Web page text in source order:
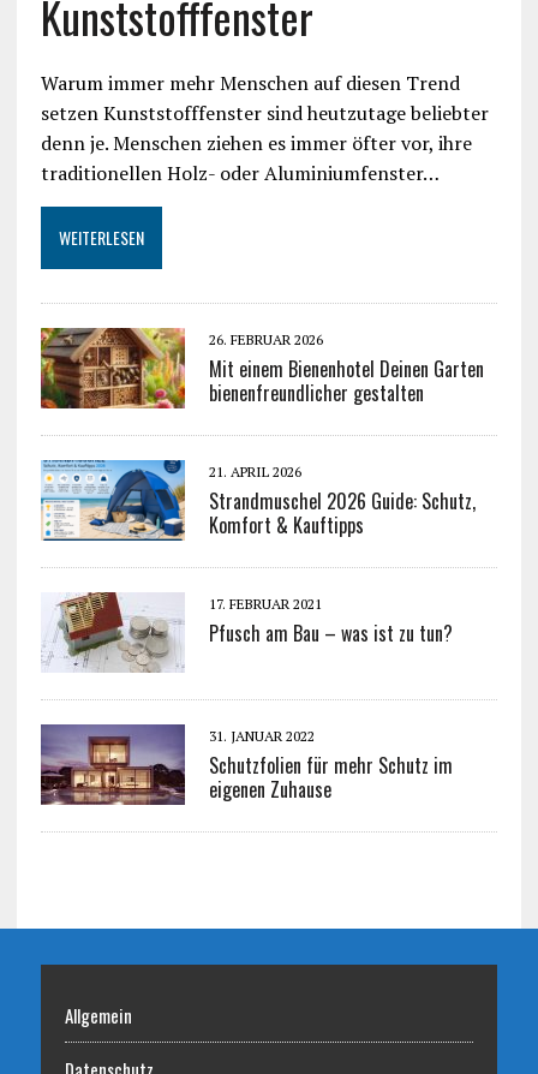
Kunststofffenster
Warum immer mehr Menschen auf diesen Trend
setzen Kunststofffenster sind heutzutage beliebter
denn je. Menschen ziehen es immer öfter vor, ihre
traditionellen Holz- oder Aluminiumfenster…
WEITERLESEN
26. FEBRUAR 2026
Mit einem Bienenhotel Deinen Garten
bienenfreundlicher gestalten
21. APRIL 2026
Strandmuschel 2026 Guide: Schutz,
Komfort & Kauftipps
17. FEBRUAR 2021
Pfusch am Bau – was ist zu tun?
31. JANUAR 2022
Schutzfolien für mehr Schutz im
eigenen Zuhause
Allgemein